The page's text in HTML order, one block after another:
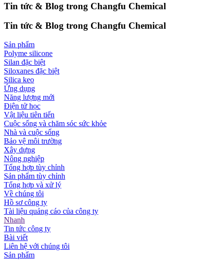
Tin tức & Blog trong Changfu Chemical
Tin tức & Blog trong Changfu Chemical
Sản phẩm
Polyme silicone
Silan đặc biệt
Siloxanes đặc biệt
Silica keo
Ứng dụng
Năng lượng mới
Điện tử học
Vật liệu tiên tiến
Cuộc sống và chăm sóc sức khỏe
Nhà và cuộc sống
Bảo vệ môi trường
Xây dựng
Nông nghiệp
Tổng hợp tùy chỉnh
Sản phẩm tùy chỉnh
Tổng hợp và xử lý
Về chúng tôi
Hồ sơ công ty
Tài liệu quảng cáo của công ty
Nhanh
Tin tức công ty
Bài viết
Liên hệ với chúng tôi
Sản phẩm